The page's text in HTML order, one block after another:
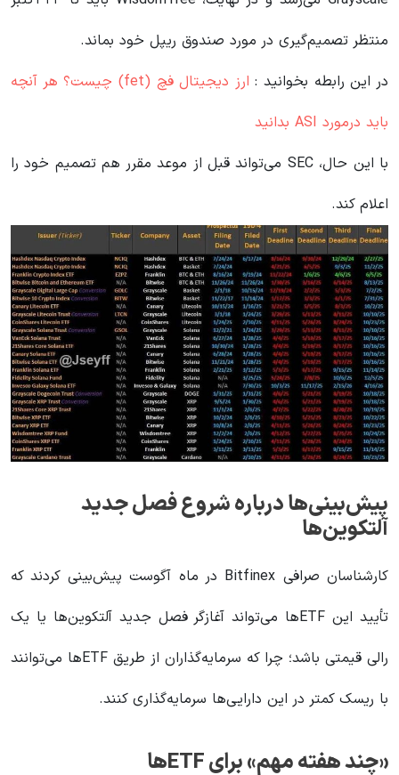
منتظر تصمیم‌گیری در مورد صندوق ریپل خود بماند.
در این رابطه بخوانید‌ :
ارز دیجیتال فچ (fet) چیست؟ هر آنچه
باید درمورد ASI بدانید
با این حال، SEC می‌تواند قبل از موعد مقرر هم تصمیم خود را
اعلام کند.
پیش‌بینی‌ها درباره شروع فصل جدید
آلتکوین‌ها
کارشناسان صرافی Bitfinex در ماه آگوست پیش‌بینی کردند که
تأیید این ETFها می‌تواند آغازگر فصل جدید آلتکوین‌ها یا یک
رالی قیمتی باشد؛ چرا که سرمایه‌گذاران از طریق ETFها می‌توانند
با ریسک کمتر در این دارایی‌ها سرمایه‌گذاری کنند.
«چند هفته مهم» برای ETFها